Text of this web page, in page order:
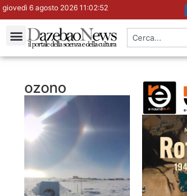
giovedì 6 agosto 2026 11:02:52
ozono